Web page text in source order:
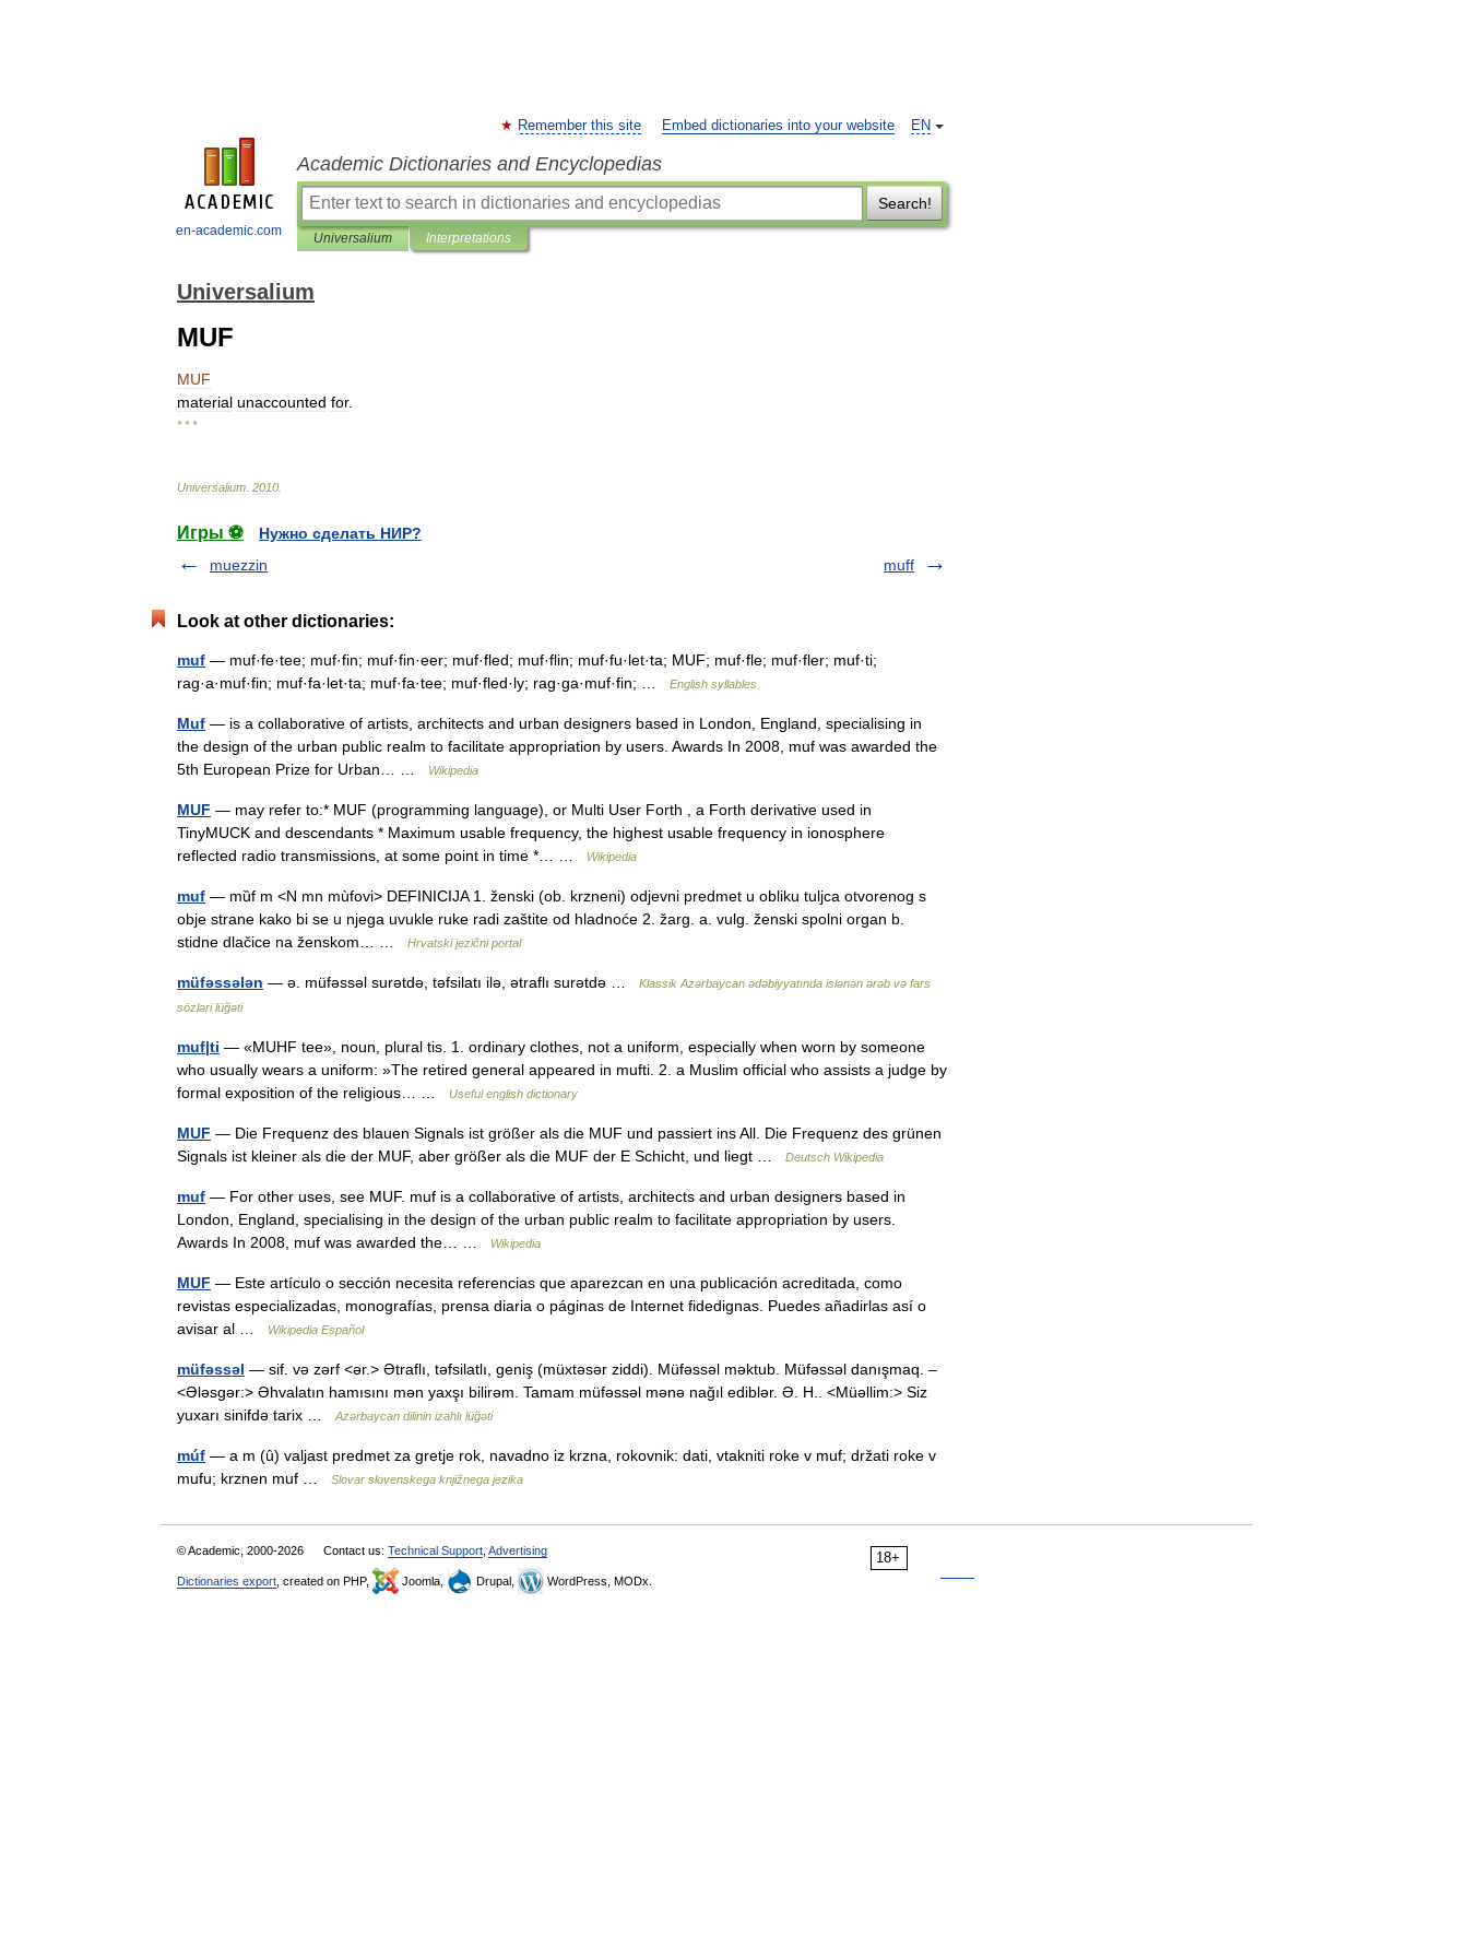
en-academic.com
EN
Remember this site Embed dictionaries into your website
Academic Dictionaries and Encyclopedias
Search!
Universalium Interpretations
Universalium
MUF
MUF
material unaccounted for.
* * *
Universalium 2010
Игры ⚽
Нужно сделать НИР?
muezzin
muff
Look at other dictionaries:
muf — muf·fe·tee; muf·fin; muf·fin·eer; muf·fled; muf·flin; muf·fu·let·ta; MUF; muf·fle; muf·fler; muf·ti;
rag·a·muf·fin; muf·fa·let·ta; muf·fa·tee; muf·fled·ly; rag·ga·muf·fin; …
English syllables
Muf — is a collaborative of artists, architects and urban designers based in London, England, specialising in
the design of the urban public realm to facilitate appropriation by users. Awards In 2008, muf was awarded the
5th European Prize for Urban… …
Wikipedia
MUF — may refer to:* MUF (programming language), or Multi User Forth , a Forth derivative used in
TinyMUCK and descendants * Maximum usable frequency, the highest usable frequency in ionosphere
reflected radio transmissions, at some point in time *… …
Wikipedia
muf — mȕf m <N mn mùfovi> DEFINICIJA 1. ženski (ob. krzneni) odjevni predmet u obliku tuljca otvorenog s
obje strane kako bi se u njega uvukle ruke radi zaštite od hladnoće 2. žarg. a. vulg. ženski spolni organ b.
stidne dlačice na ženskom… …
Hrvatski jezični portal
müfəssələn — ə. müfəssəl surətdə, təfsilatı ilə, ətraflı surətdə …
Klassik Azərbaycan ədəbiyyatında islənən ərəb və fars
sözləri lüğəti
muf|ti — «MUHF tee», noun, plural tis. 1. ordinary clothes, not a uniform, especially when worn by someone
who usually wears a uniform: »The retired general appeared in mufti. 2. a Muslim official who assists a judge by
formal exposition of the religious… …
Useful english dictionary
MUF — Die Frequenz des blauen Signals ist größer als die MUF und passiert ins All. Die Frequenz des grünen
Signals ist kleiner als die der MUF, aber größer als die MUF der E Schicht, und liegt …
Deutsch Wikipedia
muf — For other uses, see MUF. muf is a collaborative of artists, architects and urban designers based in
London, England, specialising in the design of the urban public realm to facilitate appropriation by users.
Awards In 2008, muf was awarded the… …
Wikipedia
MUF — Este artículo o sección necesita referencias que aparezcan en una publicación acreditada, como
revistas especializadas, monografías, prensa diaria o páginas de Internet fidedignas. Puedes añadirlas así o
avisar al …
Wikipedia Español
müfəssəl — sif. və zərf <ər.> Ətraflı, təfsilatlı, geniş (müxtəsər ziddi). Müfəssəl məktub. Müfəssəl danışmaq. –
<Ələsgər:> Əhvalatın hamısını mən yaxşı bilirəm. Tamam müfəssəl mənə nağıl ediblər. Ə. H.. <Müəllim:> Siz
yuxarı sinifdə tarix …
Azərbaycan dilinin izahlı lüğəti
múf — a m (ȗ) valjast predmet za gretje rok, navadno iz krzna, rokovnik: dati, vtakniti roke v muf; držati roke v
mufu; krznen muf …
Slovar slovenskega knjižnega jezika
18+
© Academic, 2000-2026 Contact us: Technical Support Advertising
Dictionaries export , created on PHP, Joomla, Drupal, WordPress, MODx.